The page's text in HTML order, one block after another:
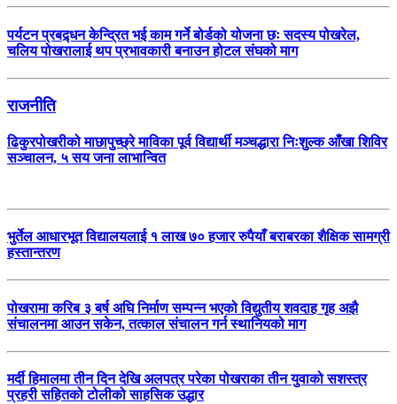
पर्यटन प्रबद्र्धन केन्द्रित भई काम गर्ने बोर्डको योजना छः सदस्य पोखरेल,
चलिय पोखरालाई थप प्रभावकारी बनाउन होटल संघको माग
राजनीति
ढिकुरपोखरीको माछापुच्छ्रे माविका पूर्व विद्यार्थी मञ्चद्धारा निःशुल्क आँखा शिविर
सञ्चालन, ५ सय जना लाभान्वित
भुर्तेल आधारभूत विद्यालयलाई १ लाख ७० हजार रुपैयाँ बराबरका शैक्षिक सामग्री
हस्तान्तरण
पोखरामा करिब ३ बर्ष अघि निर्माण सम्पन्न भएको विद्युतीय शवदाह गृह अझै
संचालनमा आउन सकेन, तत्काल संचालन गर्न स्थानियको माग
मर्दी हिमालमा तीन दिन देखि अलपत्र परेका पोखराका तीन युवाको सशस्त्र
प्रहरी सहितको टोलीको साहसिक उद्धार